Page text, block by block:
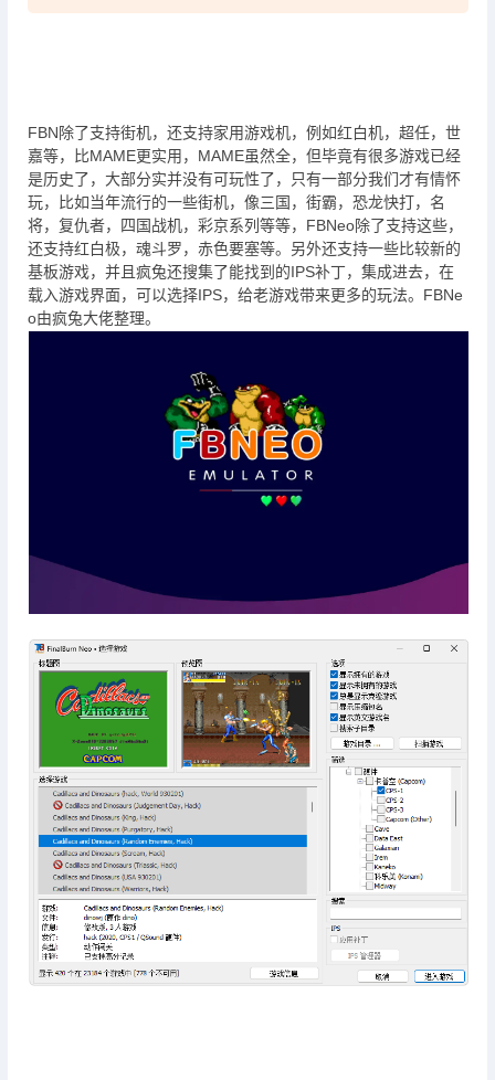
FBN除了支持街机，还支持家用游戏机，例如红白机，超任，世
嘉等，比MAME更实用，MAME虽然全，但毕竟有很多游戏已经
是历史了，大部分实并没有可玩性了，只有一部分我们才有情怀
玩，比如当年流行的一些街机，像三国，街霸，恐龙快打，名
将，复仇者，四国战机，彩京系列等等，FBNeo除了支持这些，
还支持红白极，魂斗罗，赤色要塞等。另外还支持一些比较新的
基板游戏，并且疯兔还搜集了能找到的IPS补丁，集成进去，在
载入游戏界面，可以选择IPS，给老游戏带来更多的玩法。FBNe
o由疯兔大佬整理。